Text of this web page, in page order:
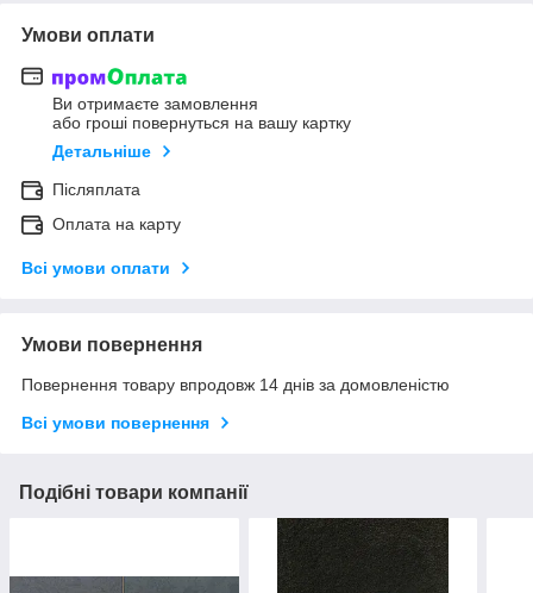
Умови оплати
Ви отримаєте замовлення
або гроші повернуться на вашу картку
Детальніше
Післяплата
Оплата на карту
Всі умови оплати
Умови повернення
Повернення товару впродовж 14 днів за домовленістю
Всі умови повернення
Подібні товари компанії